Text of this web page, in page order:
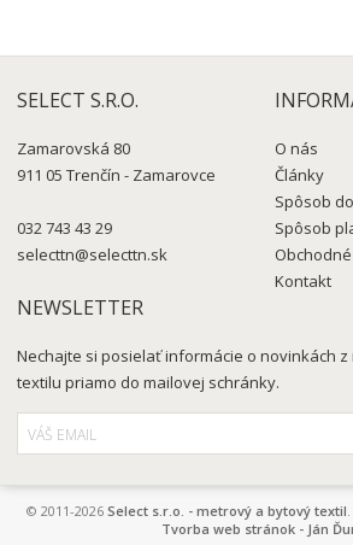
SELECT S.R.O.
Zamarovská 80
911 05 Trenčín - Zamarovce
032 743 43 29
selecttn@selecttn.sk
O nás
Články
Spôsob
Spôsob
Kontakt
NEWSLETTER
Nechajte si posielať informácie o novinkách
textilu priamo do mailovej schránky.
© 2011-2026 Select s.r.o. - metrový a bytový textil
Tvorba web stránok - Ján